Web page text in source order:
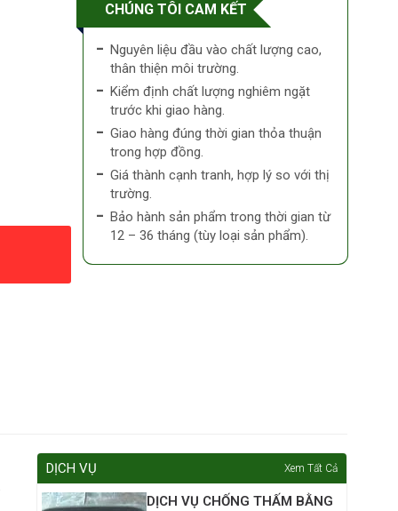
CHÚNG TÔI CAM KẾT
Nguyên liệu đầu vào chất lượng cao,
thân thiện môi trường.
Kiểm định chất lượng nghiêm ngặt
trước khi giao hàng.
Giao hàng đúng thời gian thỏa thuận
trong hợp đồng.
Giá thành cạnh tranh, hợp lý so với thị
trường.
Bảo hành sản phẩm trong thời gian từ
12 – 36 tháng (tùy loại sản phẩm).
DỊCH VỤ Xem Tất Cả
DỊCH VỤ CHỐNG THẤM BẰNG